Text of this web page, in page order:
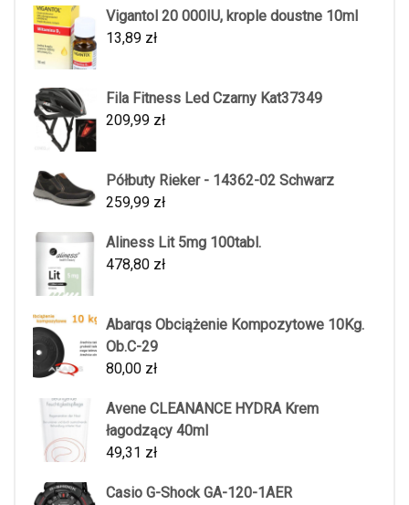
Vigantol 20 000IU, krople doustne 10ml
13,89 zł
Fila Fitness Led Czarny Kat37349
209,99 zł
Półbuty Rieker - 14362-02 Schwarz
259,99 zł
Aliness Lit 5mg 100tabl.
478,80 zł
Abarqs Obciążenie Kompozytowe 10Kg.
Ob.C-29
80,00 zł
Avene CLEANANCE HYDRA Krem
łagodzący 40ml
49,31 zł
Casio G-Shock GA-120-1AER